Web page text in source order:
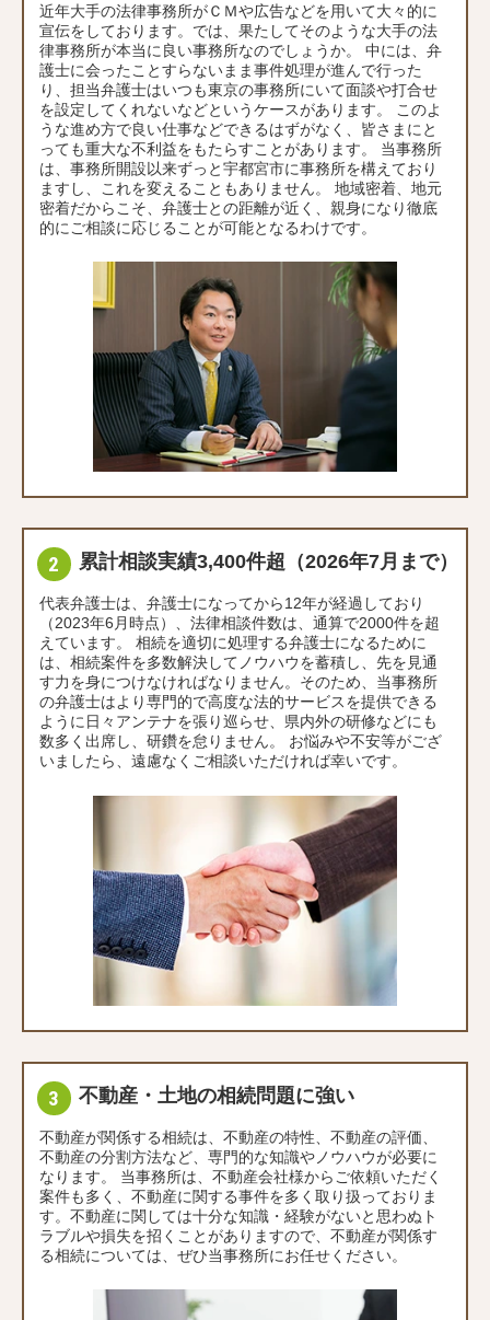
近年大手の法律事務所がＣＭや広告などを用いて大々的に
宣伝をしております。では、果たしてそのような大手の法
律事務所が本当に良い事務所なのでしょうか。 中には、弁
護士に会ったことすらないまま事件処理が進んで行った
り、担当弁護士はいつも東京の事務所にいて面談や打合せ
を設定してくれないなどというケースがあります。 このよ
うな進め方で良い仕事などできるはずがなく、皆さまにと
っても重大な不利益をもたらすことがあります。 当事務所
は、事務所開設以来ずっと宇都宮市に事務所を構えており
ますし、これを変えることもありません。 地域密着、地元
密着だからこそ、弁護士との距離が近く、親身になり徹底
的にご相談に応じることが可能となるわけです。
累計相談実績3,400件超（2026年7月まで）
代表弁護士は、弁護士になってから12年が経過しており
（2023年6月時点）、法律相談件数は、通算で2000件を超
えています。 相続を適切に処理する弁護士になるために
は、相続案件を多数解決してノウハウを蓄積し、先を見通
す力を身につけなければなりません。そのため、当事務所
の弁護士はより専門的で高度な法的サービスを提供できる
ように日々アンテナを張り巡らせ、県内外の研修などにも
数多く出席し、研鑽を怠りません。 お悩みや不安等がござ
いましたら、遠慮なくご相談いただければ幸いです。
不動産・土地の相続問題に強い
不動産が関係する相続は、不動産の特性、不動産の評価、
不動産の分割方法など、専門的な知識やノウハウが必要に
なります。 当事務所は、不動産会社様からご依頼いただく
案件も多く、不動産に関する事件を多く取り扱っておりま
す。不動産に関しては十分な知識・経験がないと思わぬト
ラブルや損失を招くことがありますので、不動産が関係す
る相続については、ぜひ当事務所にお任せください。